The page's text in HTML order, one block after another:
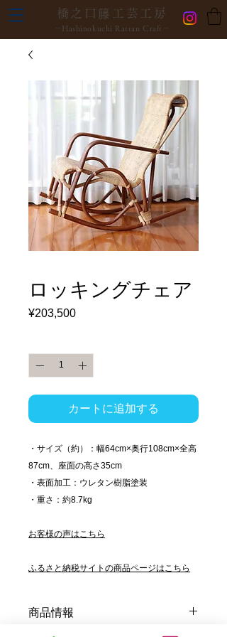
橋之口籐工芸工房
－Hashinokuchi Rattan Craft－
ロッキングチェア
¥203,500価
カートに追加する
・サイズ（約）：幅64cm×奥行108cm×全高
87cm、座面の高さ35cm
・表面加工：ウレタン樹脂塗装
・重さ：約8.7kg
お客様の声はこちら
ふるさと納税サイトの商品ページはこちら
商品情報